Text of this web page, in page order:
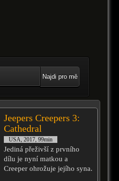
Najdi pro mě
Jeepers Creepers 3:
Cathedral
USA, 2017, 99min
Jediná přeživší z prvního
dílu je nyní matkou a
Creeper ohrožuje jejího syna.